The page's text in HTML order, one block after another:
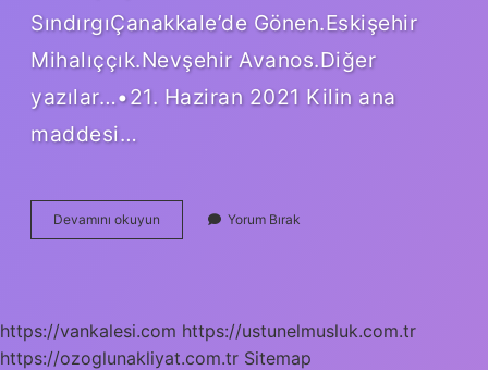
SındırgıÇanakkale’de Gönen.Eskişehir
Mihalıççık.Nevşehir Avanos.Diğer
yazılar…•21. Haziran 2021 Kilin ana
maddesi…
Devamını okuyun
Kil
Yorum Bırak
https://vankalesi.com https://ustunelmusluk.com.tr
https://ozoglunakliyat.com.tr Sitemap